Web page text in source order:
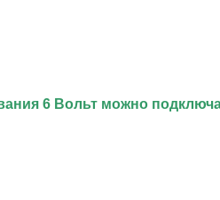
6 Вольт можно